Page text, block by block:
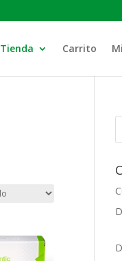
Tienda Carrito